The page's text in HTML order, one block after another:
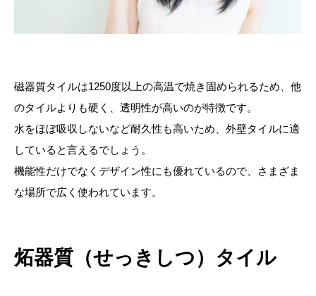
磁器質タイルは1250度以上の高温で焼き固められるため、他
のタイルよりも硬く、透明性が高いのが特徴です。
水をほぼ吸収しないなど耐久性も高いため、外壁タイルに適
していると言えるでしょう。
機能性だけでなくデザイン性にも優れているので、さまざま
な場所で広く使われています。
炻器質（せっきしつ）タイル